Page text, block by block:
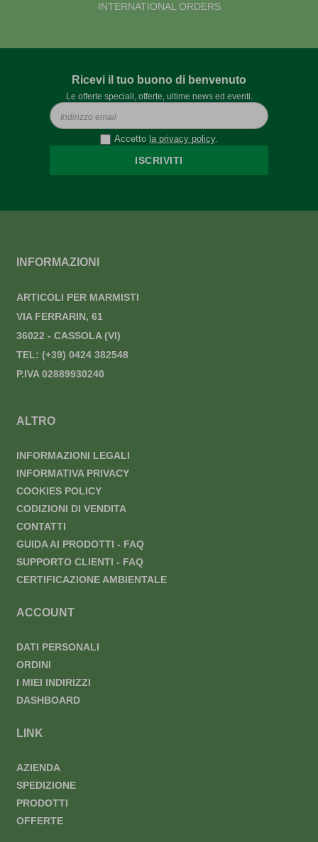
INTERNATIONAL ORDERS
Ricevi il tuo buono di benvenuto
Le offerte speciali, offerte, ultime news ed eventi.
Accetto la privacy policy.
ISCRIVITI
INFORMAZIONI
ARTICOLI PER MARMISTI
VIA FERRARIN, 61
36022 - CASSOLA (VI)
TEL: (+39) 0424 382548
P.IVA 02889930240
ALTRO
INFORMAZIONI LEGALI
INFORMATIVA PRIVACY
COOKIES POLICY
CODIZIONI DI VENDITA
CONTATTI
GUIDA AI PRODOTTI - FAQ
SUPPORTO CLIENTI - FAQ
CERTIFICAZIONE AMBIENTALE
ACCOUNT
DATI PERSONALI
ORDINI
I MIEI INDIRIZZI
DASHBOARD
LINK
AZIENDA
SPEDIZIONE
PRODOTTI
OFFERTE